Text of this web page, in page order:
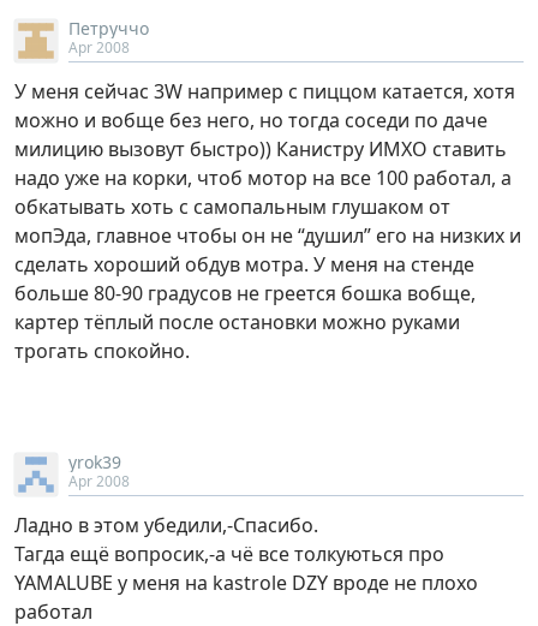
Петруччо
Apr 2008
У меня сейчас 3W например с пиццом катается, хотя
можно и вобще без него, но тогда соседи по даче
милицию вызовут быстро)) Канистру ИМХО ставить
надо уже на корки, чтоб мотор на все 100 работал, а
обкатывать хоть с самопальным глушаком от
мопЭда, главное чтобы он не “душил” его на низких и
сделать хороший обдув мотра. У меня на стенде
больше 80-90 градусов не греется бошка вобще,
картер тёплый после остановки можно руками
трогать спокойно.
yrok39
Apr 2008
Ладно в этом убедили,-Спасибо.
Тагда ещё вопросик,-а чё все толкуються про
YAMALUBE у меня на kastrole DZY вроде не плохо
работал